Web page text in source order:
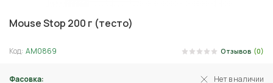
Mouse Stop 200 г (тесто)
Код: АМ0869 Отзывов (0)
Фасовка: Нет в наличии